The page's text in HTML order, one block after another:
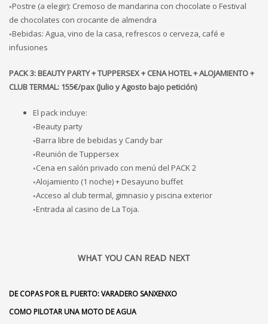
◦Postre (a elegir): Cremoso de mandarina con chocolate o Festival
de chocolates con crocante de almendra
◦Bebidas: Agua, vino de la casa, refrescos o cerveza, café e
infusiones
PACK 3: BEAUTY PARTY + TUPPERSEX + CENA HOTEL + ALOJAMIENTO +
CLUB TERMAL: 155€/pax (Julio y Agosto bajo petición)
El pack incluye:
◦Beauty party
◦Barra libre de bebidas y Candy bar
◦Reunión de Tuppersex
◦Cena en salón privado con menú del PACK 2
◦Alojamiento (1 noche) + Desayuno buffet
◦Acceso al club termal, gimnasio y piscina exterior
◦Entrada al casino de La Toja.
WHAT YOU CAN READ NEXT
DE COPAS POR EL PUERTO: VARADERO SANXENXO
COMO PILOTAR UNA MOTO DE AGUA